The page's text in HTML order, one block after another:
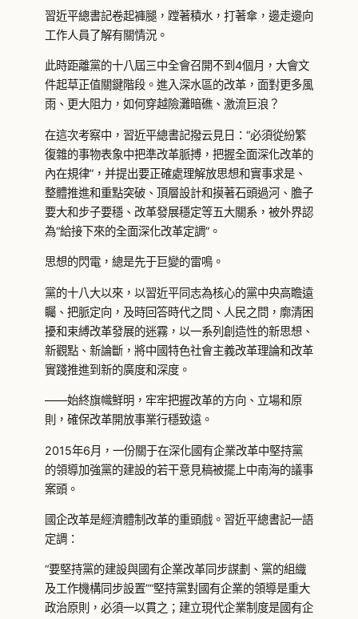
習近平總書記卷起褲腿，蹚著積水，打著傘，邊走邊向
工作人員了解有關情況。
此時距離黨的十八屆三中全會召開不到4個月，大會文
件起草正值關鍵階段。進入深水區的改革，面對更多風
雨、更大阻力，如何穿越險灘暗礁、激流巨浪？
在這次考察中，習近平總書記撥云見日：“必須從紛繁
復雜的事物表象中把準改革脈搏，把握全面深化改革的
內在規律”，并提出要正確處理解放思想和實事求是、
整體推進和重點突破、頂層設計和摸著石頭過河、膽子
要大和步子要穩、改革發展穩定等五大關系，被外界認
為“給接下來的全面深化改革定調”。
思想的閃電，總是先于巨變的雷鳴。
黨的十八大以來，以習近平同志為核心的黨中央高瞻遠
矚、把脈定向，及時回答時代之問、人民之問，廓清困
擾和束縛改革發展的迷霧，以一系列創造性的新思想、
新觀點、新論斷，將中國特色社會主義改革理論和改革
實踐推進到新的廣度和深度。
——始終旗幟鮮明，牢牢把握改革的方向、立場和原
則，確保改革開放事業行穩致遠。
2015年6月，一份關于在深化國有企業改革中堅持黨
的領導加強黨的建設的若干意見稿被擺上中南海的議事
案頭。
國企改革是經濟體制改革的重頭戲。習近平總書記一語
定調：
“要堅持黨的建設與國有企業改革同步謀劃、黨的組織
及工作機構同步設置”“堅持黨對國有企業的領導是重大
政治原則，必須一以貫之；建立現代企業制度是國有企